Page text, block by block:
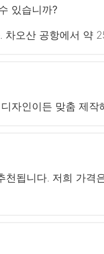
있습니까?
오산 공항에서 약
자인이든 맞춤 제작
됩니다. 저희 가